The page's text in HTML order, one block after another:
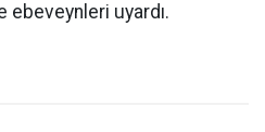
ebeveynleri uyardı.